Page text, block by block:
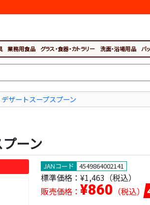
業務用食品 グラス・食器・カトラリー 洗面・浴場用品 バ
デザートスープスプーン
ーン
JANコード 4549864002141
標準価格： ¥1,463（税込）
販売価格： ¥860 （税込）